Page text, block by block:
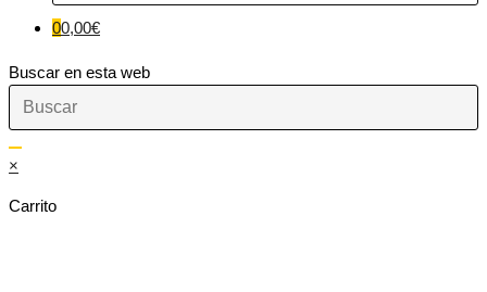
00,00€
Buscar en esta web
×
Carrito